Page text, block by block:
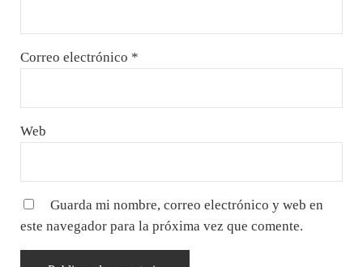
Correo electrónico *
Web
Guarda mi nombre, correo electrónico y web en
este navegador para la próxima vez que comente.